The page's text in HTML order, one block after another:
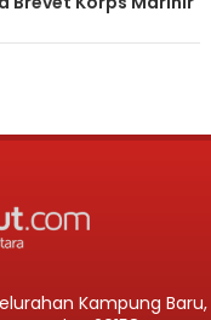
Kampung Baru,